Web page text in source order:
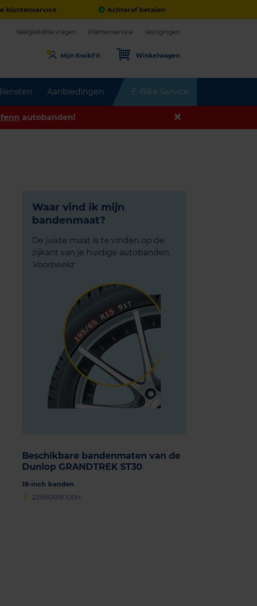
klantenservice Achteraf betalen
Aanbiedingen E-Bike Service
Veelgestelde vragen Klantenservice Vestigingen
Mijn KwikFit Winkelwagen
autobanden!
Waar vind ik mijn
bandenmaat?
De juiste maat is te vinden op de
zijkant van je huidige autobanden.
Voorbeeld:
Beschikbare bandenmaten van de
Dunlop GRANDTREK ST30
18-inch banden
225/60R18 100H